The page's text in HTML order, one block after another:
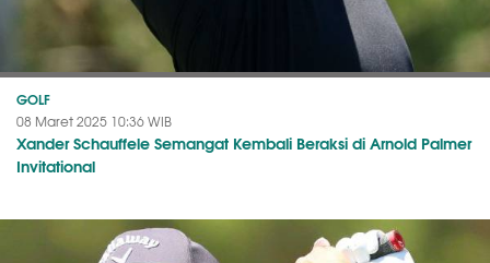
GOLF
08 Maret 2025 10:36 WIB
Xander Schauffele Semangat Kembali Beraksi di Arnold Palmer
Invitational